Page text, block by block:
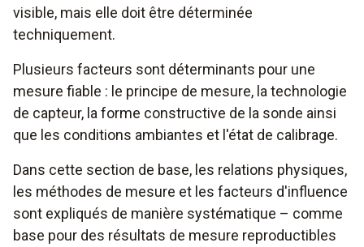
visible, mais elle doit être déterminée
techniquement.
Plusieurs facteurs sont déterminants pour une
mesure fiable : le principe de mesure, la technologie
de capteur, la forme constructive de la sonde ainsi
que les conditions ambiantes et l'état de calibrage.
Dans cette section de base, les relations physiques,
les méthodes de mesure et les facteurs d'influence
sont expliqués de manière systématique – comme
base pour des résultats de mesure reproductibles